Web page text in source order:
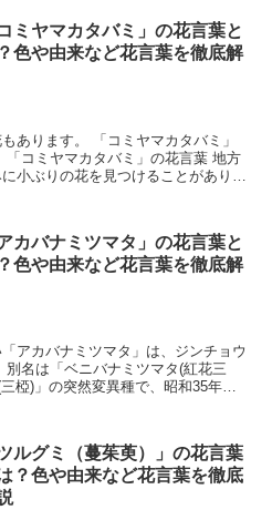
コミヤマカタバミ」の花言葉と
色や由来など花言葉を徹底解
あります。 「コミヤマカタバミ」
コミヤマカタバミ」の花言葉 地方
小ぶりの花を見つけることがありま
アカバナミツマタ」の花言葉と
色や由来など花言葉を徹底解
アカバナミツマタ」は、ジンチョウ
名は「ベニバナミツマタ(紅花三
椏)」の突然変異種で、昭和35年に
ツルグミ（蔓茱萸）」の花言葉
？色や由来など花言葉を徹底